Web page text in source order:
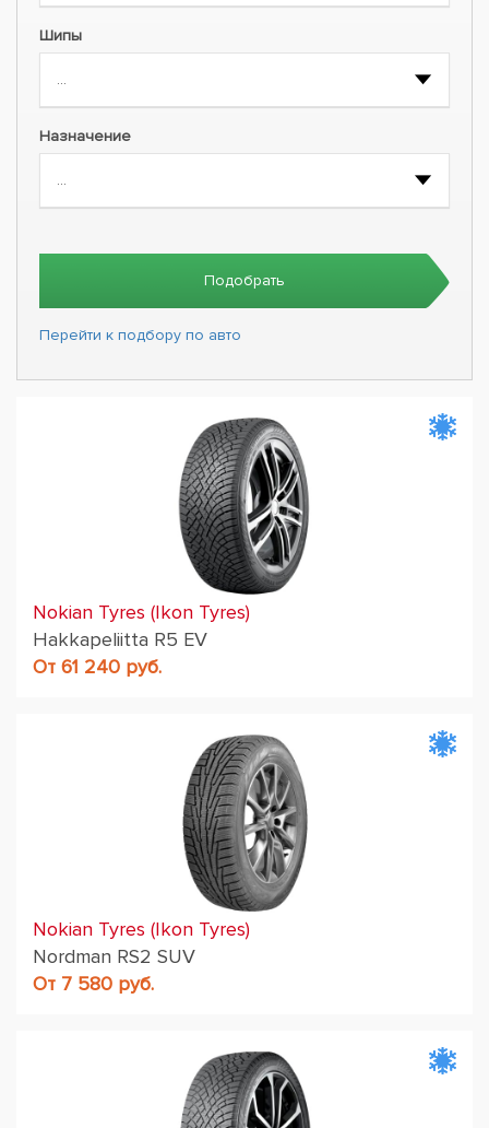
Шипы
Назначение
Подобрать
Перейти к подбору по авто
Nokian Tyres (Ikon Tyres)
Hakkapeliitta R5 EV
От 61 240 руб.
Nokian Tyres (Ikon Tyres)
Nordman RS2 SUV
От 7 580 руб.